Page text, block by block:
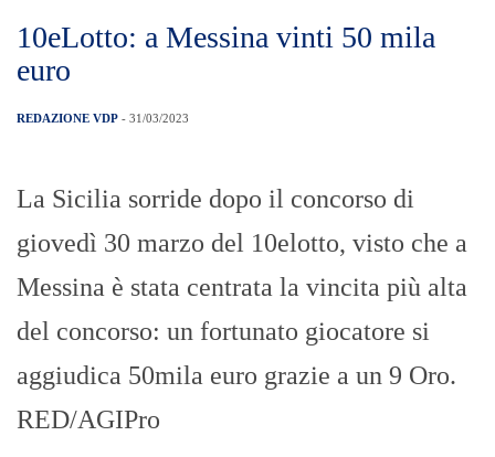
10eLotto: a Messina vinti 50 mila
euro
REDAZIONE VDP - 31/03/2023
La Sicilia sorride dopo il concorso di
giovedì 30 marzo del 10elotto, visto che a
Messina è stata centrata la vincita più alta
del concorso: un fortunato giocatore si
aggiudica 50mila euro grazie a un 9 Oro.
RED/AGIPro